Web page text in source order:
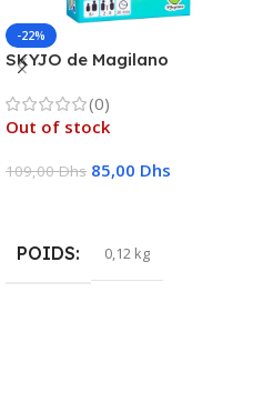
-22%
SKYJO de Magilano
(0)
Out of stock
109,00Dhs 85,00 Dhs
POIDS 0,12 kg